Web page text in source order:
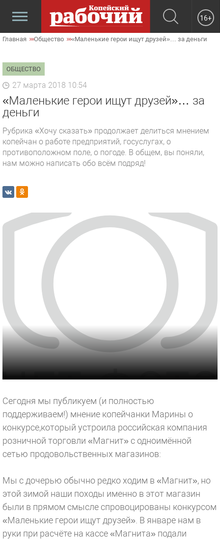
16+
Главная Общество «Маленькие герои ищут друзей»… за деньги
ОБЩЕСТВО
27 марта 2018 10:54
«Маленькие герои ищут друзей»… за
деньги
Рубрика «Хочу сказать» продолжает делиться мнением
копейчан о работе предприятий, госуслугах, о
противоположном поле, о погоде. В общем, вы поняли,
нам можно написать обо всём подряд!
Сегодня мы публикуем (и полностью
поддерживаем!) мнение копейчанки Марины о
конкурсе,который устроила российская компания
розничной торговли «Магнит» с одноимённой
сетью продовольственных магазинов:
Мы с дочерью обычно редко ходим в «Магнит», но
этой зимой наши походы именно в этот магазин
были в прямом смысле спровоцированы конкурсом
«Маленькие герои ищут друзей». В январе нам в
руки при расчёте на кассе «Магнита» подали